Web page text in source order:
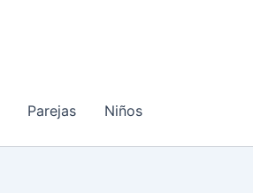
Parejas Niños